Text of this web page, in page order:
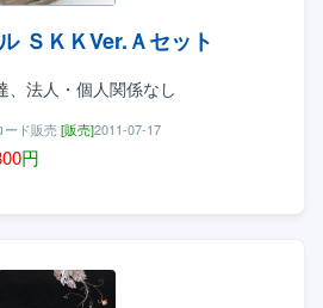
ＳＫＫVer.Ａセット
、法人・個人関係なし
ード販売[販売]2011-07-17
円